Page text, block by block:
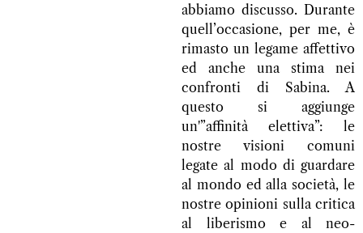
abbiamo discusso. Durante
quell’occasione, per me, è
rimasto un legame affettivo
ed anche una stima nei
confronti di Sabina. A
questo si aggiunge
un'”affinità elettiva”: le
nostre visioni comuni
legate al modo di guardare
al mondo ed alla società, le
nostre opinioni sulla critica
al liberismo e al neo-